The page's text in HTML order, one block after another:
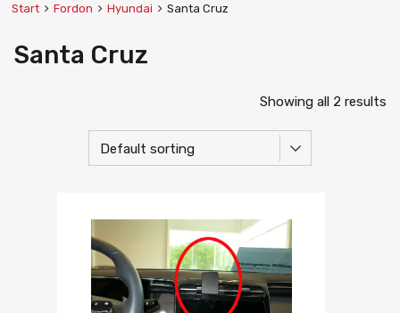
Start Fordon Hyundai Santa Cruz
Santa Cruz
Showing all 2 results